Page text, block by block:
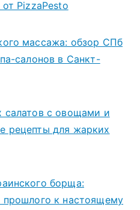
PizzaPesto
массажа: обзор СПб
салонов в Санкт-
салатов с овощами и
рецепты для жарких
борща:
прошлого к настоящему